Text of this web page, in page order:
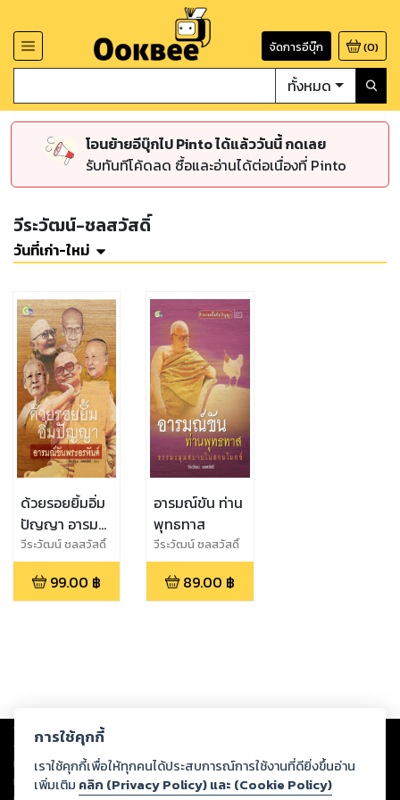
จัดการอีบุ๊ก (0)
ทั้งหมด
โอนย้ายอีบุ๊กไป Pinto ได้แล้ววันนี้ กดเลย
รับทันทีโค้ดลด ซื้อและอ่านได้ต่อเนื่องที่ Pinto
วีระวัฒน์-ชลสวัสดิ์
วันที่เก่า-ใหม่
ด้วยรอยยิ้มอิ่ม
ปัญญา อารมย์
ขันพระอรหันต์
วีระวัฒน์ ชลสวัสดิ์
99.00 ฿
อารมณ์ขัน ท่าน
พุทธทาส
วีระวัฒน์ ชลสวัสดิ์
89.00 ฿
Copyright © 2026
ต่อผลงานหรือเนื้อหาใดที่อัปโหลดผ่านเว็บไซต์และปรากฏว่าละเมิดสิทธิใน
ทรัพย์สินทางปัญญาของบุคคลอื่นหรือขัดต่อกฎหมายและศีลธรรม ดังนั้น ผู้อ่าน
ทุกท่านโปรดใช้วิจารณญาณในการกลั่นกรองด้วยตนเอง และหากท่านพบว่าส่วน
การใช้คุกกี้
เราใช้คุกกี้เพื่อให้ทุกคนได้ประสบการณ์การใช้งานที่ดียิ่งขึ้นอ่าน
เพิ่มเติม คลิก (Privacy Policy) และ (Cookie Policy)